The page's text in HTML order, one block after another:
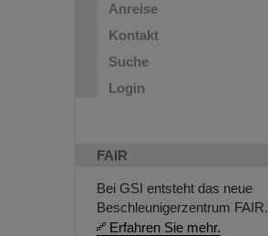
Anreise
Kontakt
Suche
Login
FAIR
Bei GSI entsteht das neue
Beschleunigerzentrum FAIR.
Erfahren Sie mehr.